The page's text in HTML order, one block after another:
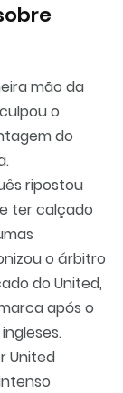
mão da
o
do
ripostou
ter calçado
o árbitro
do United,
após o
United